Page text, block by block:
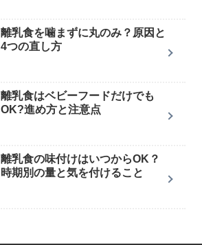
離乳食を噛まずに丸のみ？原因と
4つの直し方
離乳食はベビーフードだけでも
OK?進め方と注意点
離乳食の味付けはいつからOK？
時期別の量と気を付けること